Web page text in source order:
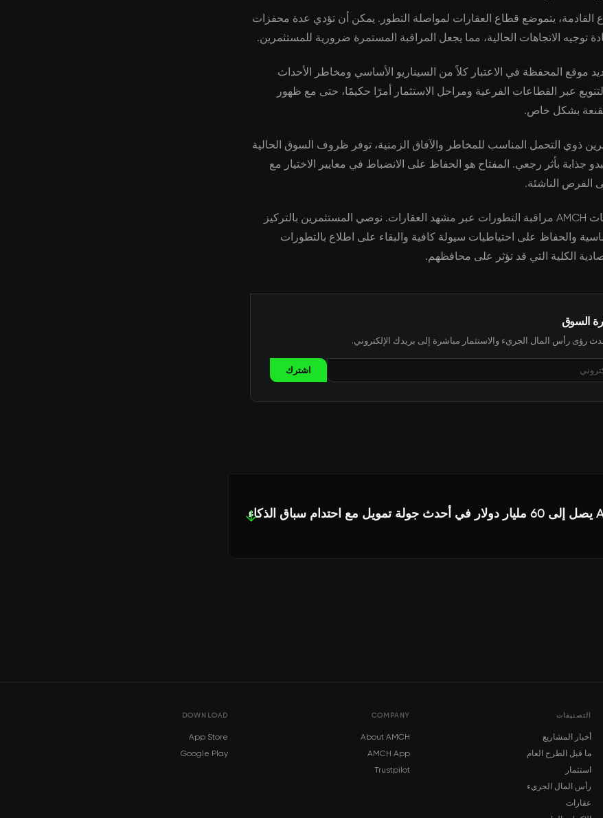
القادمة، يتموضع قطاع العقارات لمواصلة التطور. يمكن أن تؤدي عدة محفزات
توجيه الاتجاهات الحالية، مما يجعل المراقبة المستمرة ضرورية للمستثمرين.
موقع المحفظة في الاعتبار كلاً من السيناريو الأساسي ومخاطر الأحداث
عبر القطاعات الفرعية ومراحل الاستثمار أمرًا حكيمًا، حتى مع ظهور
بشكل خاص.
ذوي التحمل المناسب للمخاطر والآفاق الزمنية، توفر ظروف السوق الحالية
جذابة بأثر رجعي. المفتاح هو الحفاظ على الانضباط في معايير الاختيار مع
الفرص الناشئة.
يواصل فريق أبحاث AMCH مراقبة التطورات عبر مشهد العقارات. نوصي المستثمرين بالتركيز
والحفاظ على احتياطيات سيولة كافية والبقاء على اطلاع بالتطورات
الكلية التي قد تؤثر على محافظهم.
السوق
رؤى رأس المال الجريء والاستثمار مباشرة إلى بريدك الإلكتروني.
اشترك
تقييم Anthropic يصل إلى 60 مليار دولار في أحدث جولة تمويل مع احتدام سباق الذكاء
↓
التصنيفات
أخبار المشاريع
ما قبل الطرح العام
استثمار
رأس المال الجريء
عقارات
COMPANY
About AMCH
AMCH App
Trustpilot
DOWNLOAD
App Store
Google Play